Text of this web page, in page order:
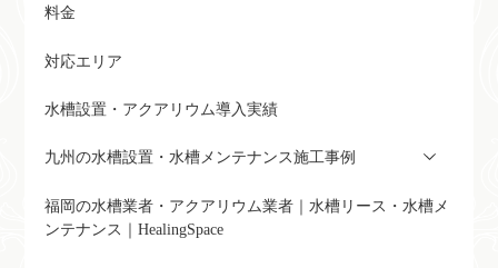
料金
対応エリア
水槽設置・アクアリウム導入実績
九州の水槽設置・水槽メンテナンス施工事例
福岡の水槽業者・アクアリウム業者｜水槽リース・水槽メ
ンテナンス｜HealingSpace